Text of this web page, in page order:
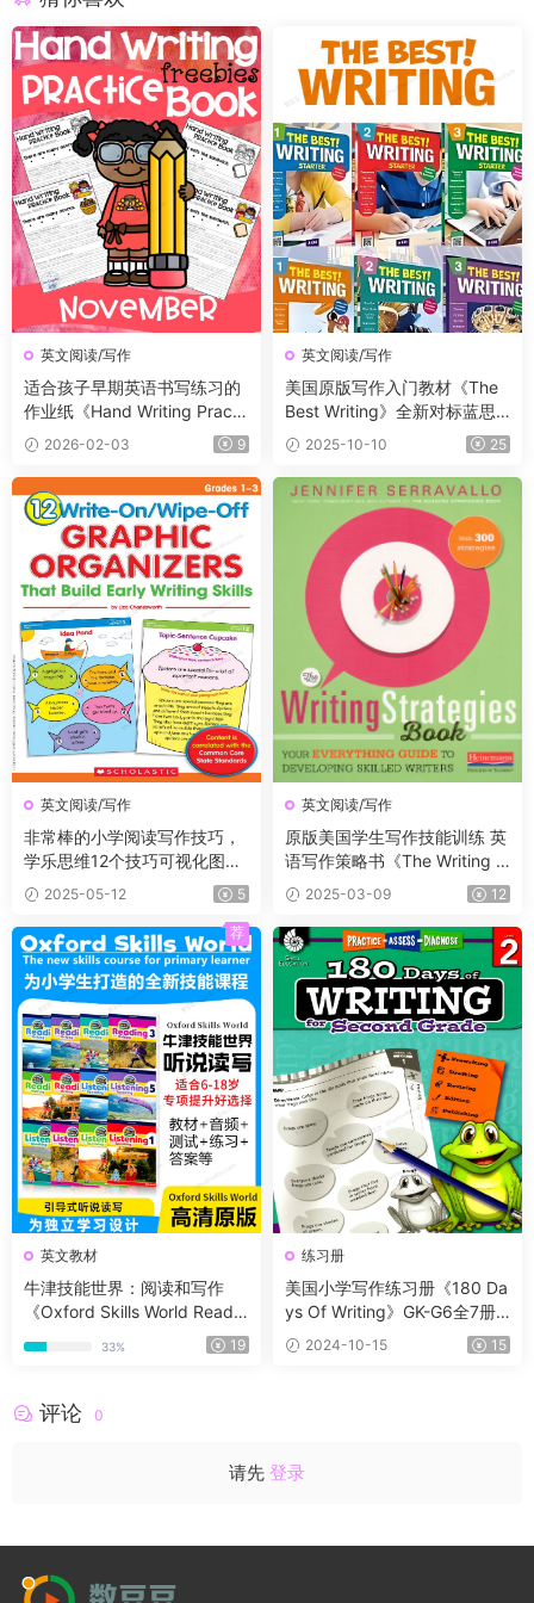
英文阅读/写作
适合孩子早期英语书写练习的
作业纸《Hand Writing Practi
ce Book》12册，每个月有一
册
2026-02-03 9
英文阅读/写作
美国原版写作入门教材《The
Best Writing》全新对标蓝思
英文写作，学生书+音频+测试
卷+答案，启蒙阶段3册，小学
阶段3册
2025-10-10 25
英文阅读/写作
非常棒的小学阅读写作技巧，
学乐思维12个技巧可视化图表
《Graphic Organizers》
2025-05-12 5
英文阅读/写作
原版美国学生写作技能训练 英
语写作策略书《The Writing S
trategies Book》
2025-03-09 12
英文教材
牛津技能世界：阅读和写作
《Oxford Skills World Readin
g With Writing 》G1-G6全套
含教材、音频、测试、练习、
33% 19
荐
练习册
美国小学写作练习册《180 Da
ys Of Writing》GK-G6全7册+
11集精讲课
2024-10-15 15
评论 0
请先 登录